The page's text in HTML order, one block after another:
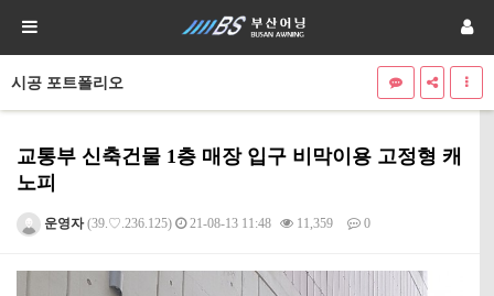
시공 포트폴리오
교통부 신축건물 1층 매장 입구 비막이용 고정형 캐
노피
운영자(39.♡.236.125) 21-08-13 11:48 11,359 0